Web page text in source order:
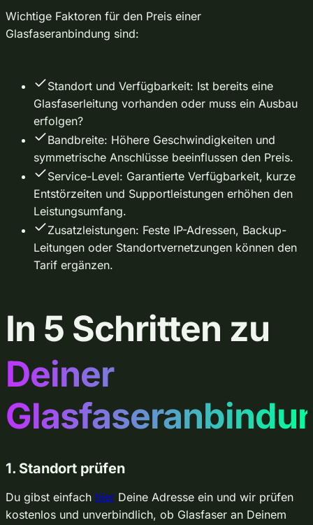
Wichtige Faktoren für den Preis einer
Glasfaseranbindung sind:
Standort und Verfügbarkeit: Ist bereits eine
Glasfaserleitung vorhanden oder muss ein Ausbau
erfolgen?
Bandbreite: Höhere Geschwindigkeiten und
symmetrische Anschlüsse beeinflussen den Preis.
Service-Level: Garantierte Verfügbarkeit, kurze
Entstörzeiten und Supportleistungen erhöhen den
Leistungsumfang.
Zusatzleistungen: Feste IP-Adressen, Backup-
Leitungen oder Standortvernetzungen können den
Tarif ergänzen.
In 5 Schritten zu
Deiner
1. Standort prüfen
Du gibst einfach hier Deine Adresse ein und wir prüfen
kostenlos und unverbindlich, ob Glasfaser an Deinem